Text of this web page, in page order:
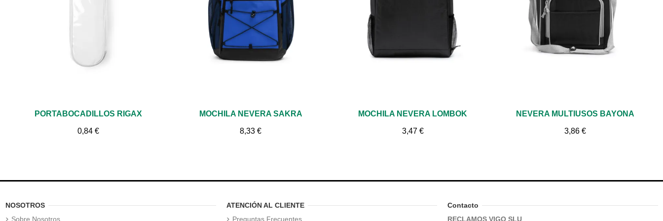
Vista rápida
PORTABOCADILLOS RIGAX
0,84 €
Vista rápida
MOCHILA NEVERA SAKRA
8,33 €
Vista rápida
MOCHILA NEVERA LOMBOK
3,47 €
Vista rápida
NEVERA MULTIUSOS BAYONA
3,86 €
NOSOTROS
Sobre Nosotros
ATENCIÓN AL CLIENTE
Preguntas Frecuentes
Contacto
RECLAMOS VIGO SLU